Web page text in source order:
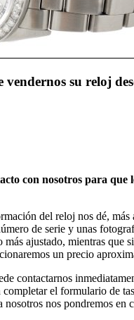
vendernos su reloj
con nosotros para que
del reloj nos dé, más
de serie y unas
más ajustado, mientras que
un precio
contactarnos
completar el formulario de
nosotros nos pondremos en